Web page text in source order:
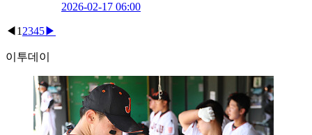
2026-02-17 06:00
◀ 1 2345▶
이투데이